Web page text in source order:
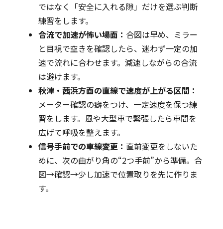
ではなく「安全に入れる隙」だけを選ぶ判断
練習をします。
合流で加速が怖い場面： 合図は早め、ミラー
と目視で空きを確認したら、迷わず一定の加
速で流れに合わせます。減速しながらの合流
は避けます。
秋津・茜浜方面の直線で速度が上がる区間：
メーター確認の癖をつけ、一定速度を保つ練
習をします。風や大型車で緊張したら車間を
広げて呼吸を整えます。
信号手前での車線変更： 直前変更をしないた
めに、次の曲がり角の“2つ手前”から準備。合
図→確認→少し加速で位置取りを先に作りま
す。